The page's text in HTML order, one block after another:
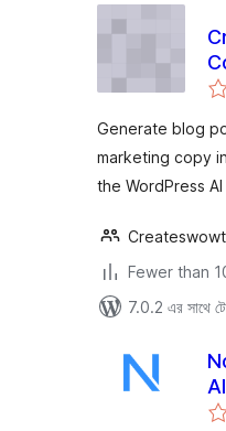
Generate blog
marketing copy
the WordPress
Fewer than
7.0.2 এর সাথে